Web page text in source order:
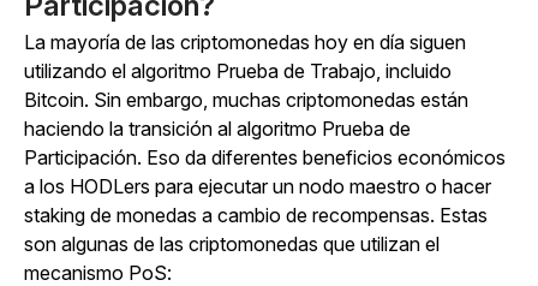
La mayoría de las criptomonedas hoy en día siguen
utilizando el algoritmo Prueba de Trabajo, incluido
Bitcoin. Sin embargo, muchas criptomonedas están
haciendo la transición al algoritmo Prueba de
Participación. Eso da diferentes beneficios económicos
a los HODLers para ejecutar un nodo maestro o hacer
staking de monedas a cambio de recompensas. Estas
son algunas de las criptomonedas que utilizan el
mecanismo PoS: